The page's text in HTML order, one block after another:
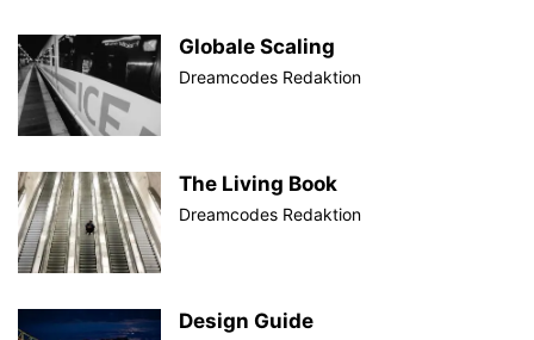
Globale Scaling
Dreamcodes Redaktion
The Living Book
Dreamcodes Redaktion
Design Guide